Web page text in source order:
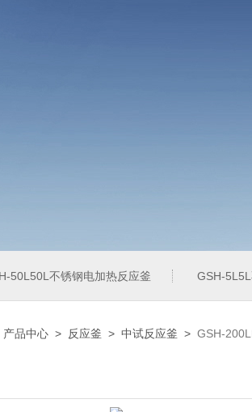
50L50L不锈钢电加热反应釜 GSH-
产品中心 > 反应釜 > 中试反应釜 > GSH-